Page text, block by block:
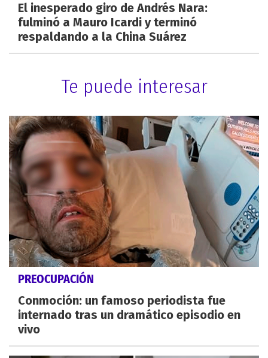
El inesperado giro de Andrés Nara:
fulminó a Mauro Icardi y terminó
respaldando a la China Suárez
Te puede interesar
PREOCUPACIÓN
Conmoción: un famoso periodista fue
internado tras un dramático episodio en
vivo